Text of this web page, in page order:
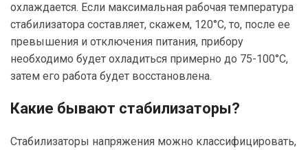
охлаждается. Если максимальная рабочая температура
стабилизатора составляет, скажем, 120°С, то, после ее
превышения и отключения питания, прибору
необходимо будет охладиться примерно до 75-100°С,
затем его работа будет восстановлена.
Какие бывают стабилизаторы?
Стабилизаторы напряжения можно классифицировать,